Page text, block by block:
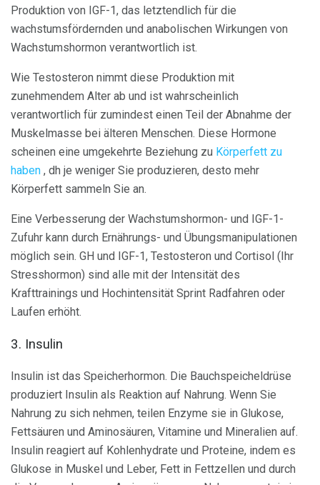
Produktion von IGF-1, das letztendlich für die
wachstumsfördernden und anabolischen Wirkungen von
Wachstumshormon verantwortlich ist.
Wie Testosteron nimmt diese Produktion mit
zunehmendem Alter ab und ist wahrscheinlich
verantwortlich für zumindest einen Teil der Abnahme der
Muskelmasse bei älteren Menschen. Diese Hormone
scheinen eine umgekehrte Beziehung zu Körperfett zu
haben , dh je weniger Sie produzieren, desto mehr
Körperfett sammeln Sie an.
Eine Verbesserung der Wachstumshormon- und IGF-1-
Zufuhr kann durch Ernährungs- und Übungsmanipulationen
möglich sein. GH und IGF-1, Testosteron und Cortisol (Ihr
Stresshormon) sind alle mit der Intensität des
Krafttrainings und Hochintensität Sprint Radfahren oder
Laufen erhöht.
3. Insulin
Insulin ist das Speicherhormon. Die Bauchspeicheldrüse
produziert Insulin als Reaktion auf Nahrung. Wenn Sie
Nahrung zu sich nehmen, teilen Enzyme sie in Glukose,
Fettsäuren und Aminosäuren, Vitamine und Mineralien auf.
Insulin reagiert auf Kohlenhydrate und Proteine, indem es
Glukose in Muskel und Leber, Fett in Fettzellen und durch